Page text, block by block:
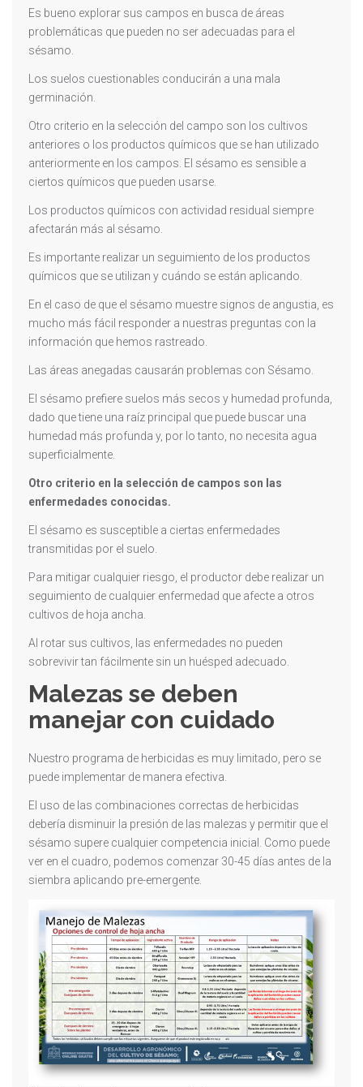
Es bueno explorar sus campos en busca de áreas
problemáticas que pueden no ser adecuadas para el
sésamo.
Los suelos cuestionables conducirán a una mala
germinación.
Otro criterio en la selección del campo son los cultivos
anteriores o los productos químicos que se han utilizado
anteriormente en los campos. El sésamo es sensible a
ciertos químicos que pueden usarse.
Los productos químicos con actividad residual siempre
afectarán más al sésamo.
Es importante realizar un seguimiento de los productos
químicos que se utilizan y cuándo se están aplicando.
En el caso de que el sésamo muestre signos de angustia, es
mucho más fácil responder a nuestras preguntas con la
información que hemos rastreado.
Las áreas anegadas causarán problemas con Sésamo.
El sésamo prefiere suelos más secos y humedad profunda,
dado que tiene una raíz principal que puede buscar una
humedad más profunda y, por lo tanto, no necesita agua
superficialmente.
Otro criterio en la selección de campos son las
enfermedades conocidas.
El sésamo es susceptible a ciertas enfermedades
transmitidas por el suelo.
Para mitigar cualquier riesgo, el productor debe realizar un
seguimiento de cualquier enfermedad que afecte a otros
cultivos de hoja ancha.
Al rotar sus cultivos, las enfermedades no pueden
sobrevivir tan fácilmente sin un huésped adecuado.
Malezas se deben
manejar con cuidado
Nuestro programa de herbicidas es muy limitado, pero se
puede implementar de manera efectiva.
El uso de las combinaciones correctas de herbicidas
debería disminuir la presión de las malezas y permitir que el
sésamo supere cualquier competencia inicial. Como puede
ver en el cuadro, podemos comenzar 30-45 días antes de la
siembra aplicando pre-emergente.